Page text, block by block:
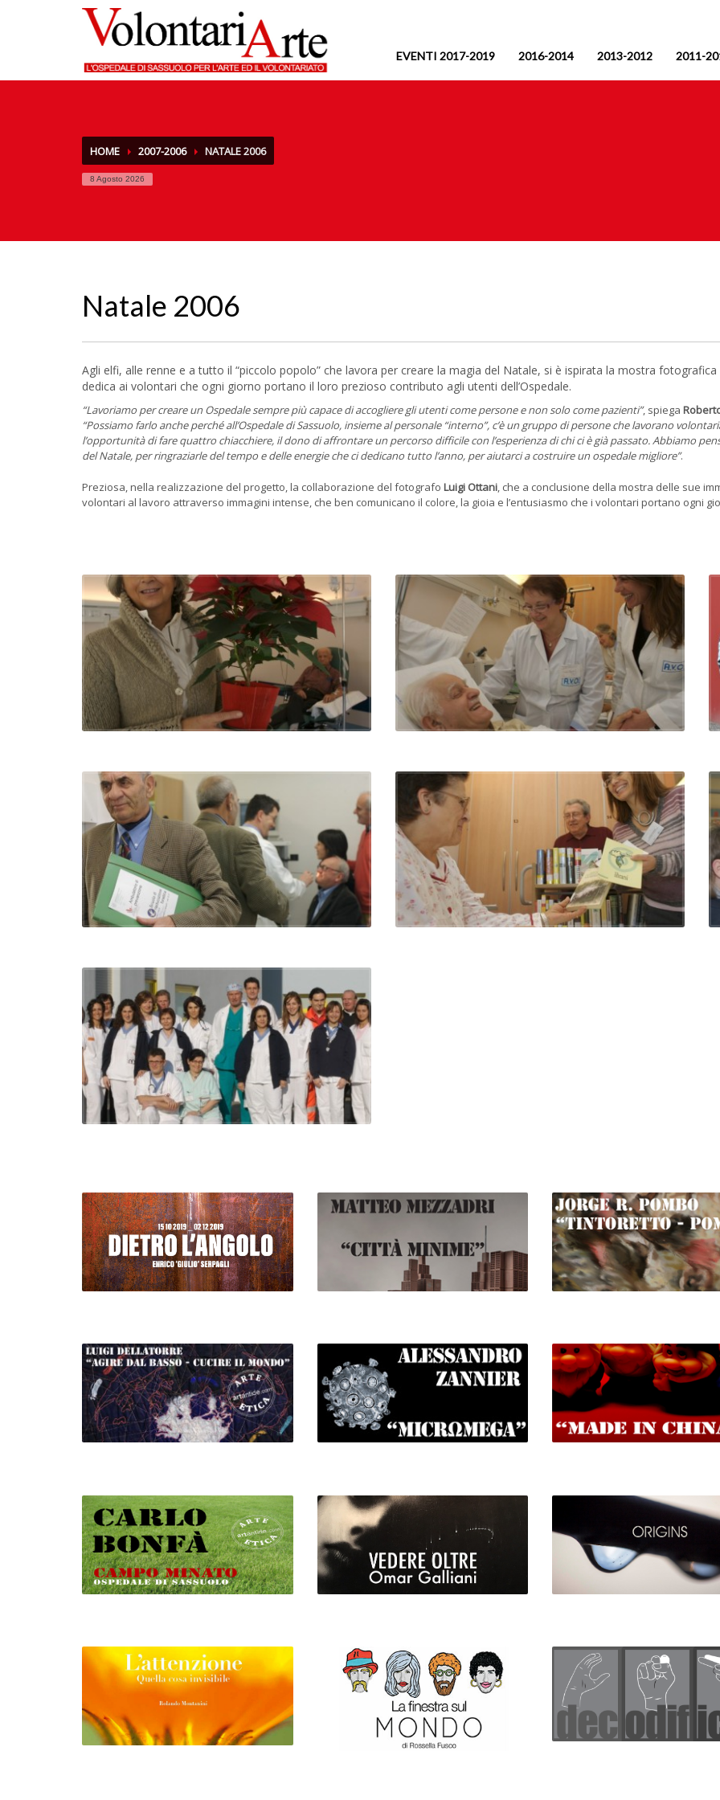
EVENTI 2017-2019 2016-2014 2013-2012 2011-
HOME 2007-2006 NATALE 2006
8 Agosto 2026
Natale 2006
Agli elfi, alle renne e a tutto il “piccolo popolo” che lavora per creare la magia del Natale, si è ispirata la mostra
dedica ai volontari che ogni giorno portano il loro prezioso contributo agli utenti dell’Ospedale.
“Lavoriamo per creare un Ospedale sempre più capace di accogliere gli utenti come persone e non solo come pazienti”, spiega
“Possiamo farlo anche perché all’Ospedale di Sassuolo, insieme al personale “interno”, c’è un gruppo di persone che lavorano
l’opportunità di fare quattro chiacchiere, il dono di affrontare un percorso difficile con l’esperienza di chi ci è già passato. Abbiamo
del Natale, per ringraziarle del tempo e delle energie che ci dedicano tutto l’anno, per aiutarci a costruire un ospedale migliore”.
Preziosa, nella realizzazione del progetto, la collaborazione del fotografo Luigi Ottani, che a conclusione della mostra delle sue
volontari al lavoro attraverso immagini intense, che ben comunicano il colore, la gioia e l’entusiasmo che i volontari portano ogni